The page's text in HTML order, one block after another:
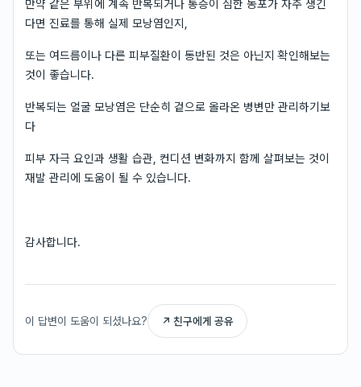
만약 같은 부위에 계속 반복되거나 통증이 심한 농포가 자주 생긴
다면 진료를 통해 실제 모낭염인지,
또는 여드름이나 다른 피부질환이 동반된 것은 아닌지 확인해보는
것이 좋습니다.
반복되는 얼굴 모낭염은 단순히 겉으로 올라온 병변만 관리하기보
다
피부 자극 요인과 생활 습관, 컨디션 변화까지 함께 살펴보는 것이
재발 관리에 도움이 될 수 있습니다.
감사합니다.
이 답변이 도움이 되셨나요? ↗ 친구에게 공유